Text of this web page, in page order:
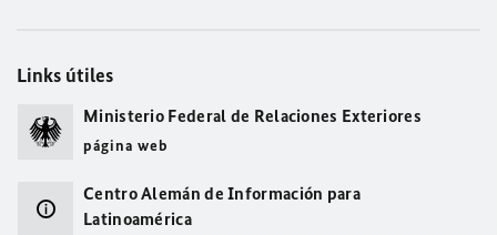
Links útiles
Ministerio Federal de Relaciones Exteriores
página web
Centro Alemán de Información para
Latinoamérica